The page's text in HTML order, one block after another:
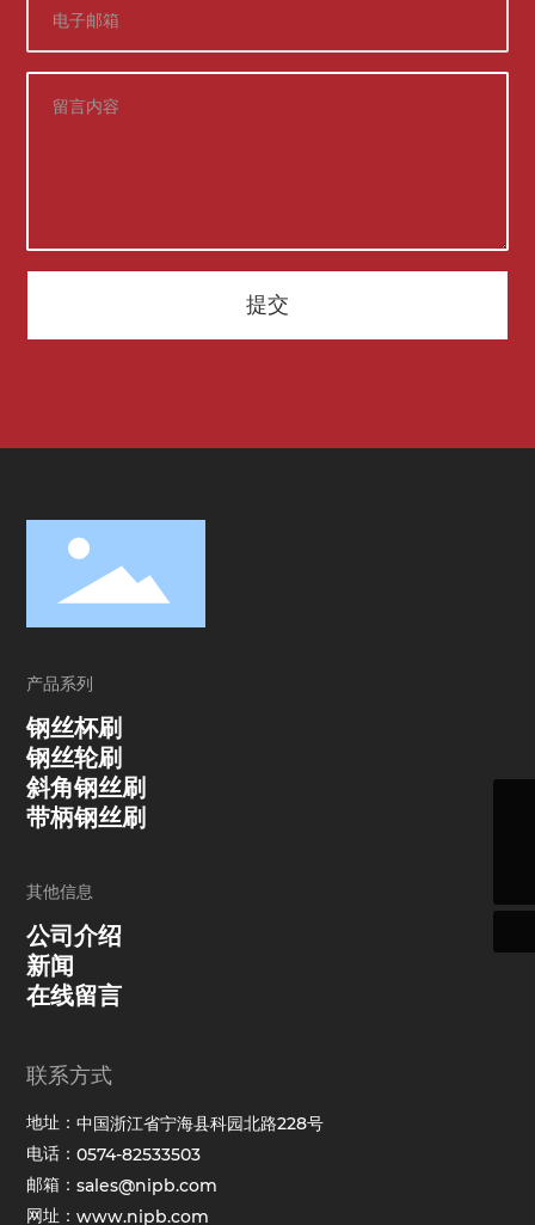
提交
产品系列
钢丝杯刷
钢丝轮刷
斜角钢丝刷
带柄钢丝刷
其他信息
公司介绍
新闻
在线留言
联系方式
地址：中国浙江省宁海县科园北路228号
电话：0574-82533503
邮箱：sales@nipb.com
网址：www.nipb.com